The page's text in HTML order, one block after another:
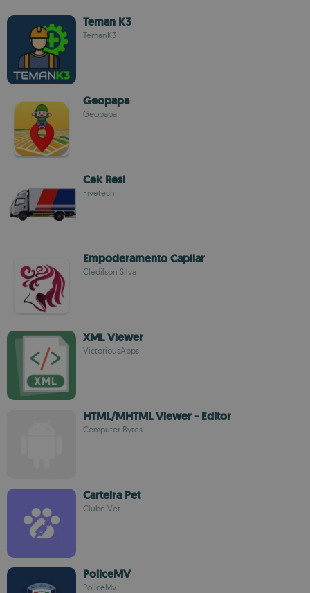
Teman K3
TemanK3
Geopapa
Geopapa
Cek Resi
Fivetech
Empoderamento Capilar
Cledilson Silva
XML Viewer
VictoriousApps
HTML/MHTML Viewer - Editor
Computer Bytes
Carteira Pet
Clube Vet
PoliceMV
PoliceMv